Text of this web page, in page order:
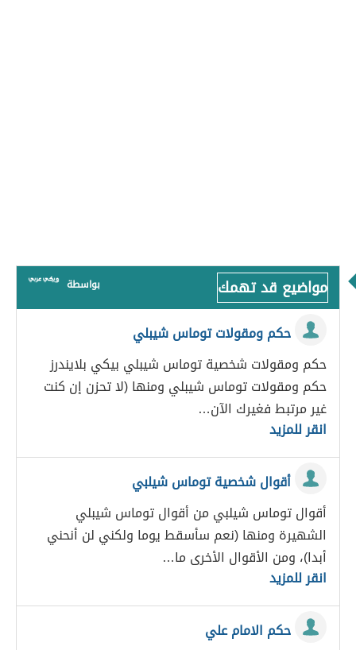
مواضيع قد تهمك بواسطة
حكم ومقولات توماس شيبلي
حكم ومقولات شخصية توماس شيبلي بيكي بلايندرز
حكم ومقولات توماس شيبلي ومنها (لا تحزن إن كنت
غير مرتبط فغيرك الآن…
انقر للمزيد
أقوال شخصية توماس شيلبي
أقوال توماس شيلبي من أقوال توماس شيبلي
الشهيرة ومنها (نعم سأسقط يوما ولكني لن أنحني
أبدا)، ومن الأقوال الأخرى ما…
انقر للمزيد
حكم الامام علي